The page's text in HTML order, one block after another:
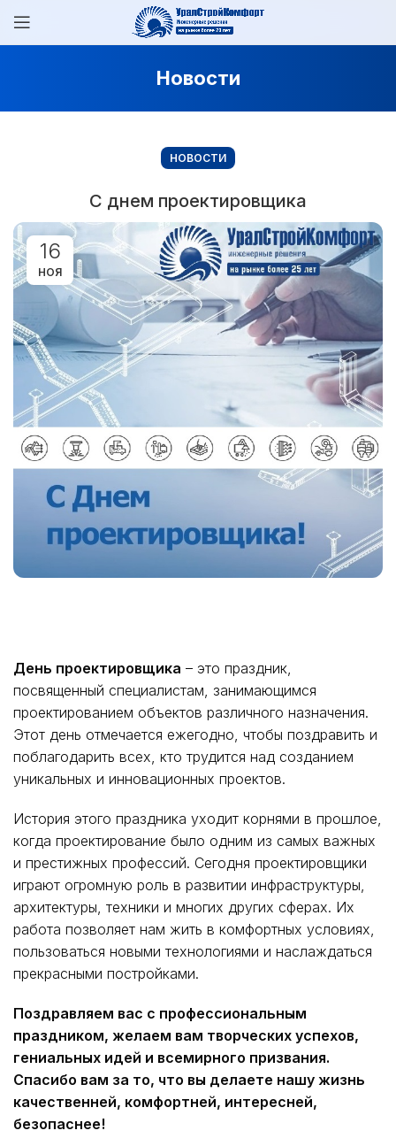
Новости
НОВОСТИ
С днем проектировщика
16
НОЯ
День проектировщика – это праздник,
посвященный специалистам, занимающимся
проектированием объектов различного назначения.
Этот день отмечается ежегодно, чтобы поздравить и
поблагодарить всех, кто трудится над созданием
уникальных и инновационных проектов.
История этого праздника уходит корнями в прошлое,
когда проектирование было одним из самых важных
и престижных профессий. Сегодня проектировщики
играют огромную роль в развитии инфраструктуры,
архитектуры, техники и многих других сферах. Их
работа позволяет нам жить в комфортных условиях,
пользоваться новыми технологиями и наслаждаться
прекрасными постройками.
Поздравляем вас с профессиональным
праздником, желаем вам творческих успехов,
гениальных идей и всемирного призвания.
Спасибо вам за то, что вы делаете нашу жизнь
качественней, комфортней, интересней,
безопаснее!